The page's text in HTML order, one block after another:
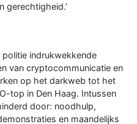
gerechtigheid.’
indrukwekkende
van cryptocommunicatie en
op het darkweb tot het
top in Den Haag. Intussen
door: noodhulp,
en maandelijks